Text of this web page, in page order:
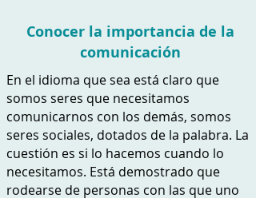
Conocer la importancia de la
comunicación
En el idioma que sea está claro que
somos seres que necesitamos
comunicarnos con los demás, somos
seres sociales, dotados de la palabra. La
cuestión es si lo hacemos cuando lo
necesitamos. Está demostrado que
rodearse de personas con las que uno